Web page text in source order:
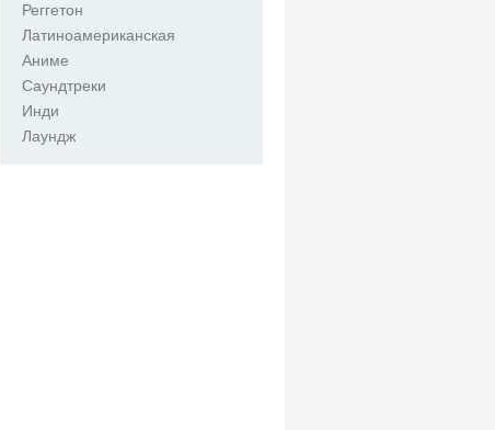
Реггетон
Латиноамериканская
Аниме
Саундтреки
Инди
Лаундж